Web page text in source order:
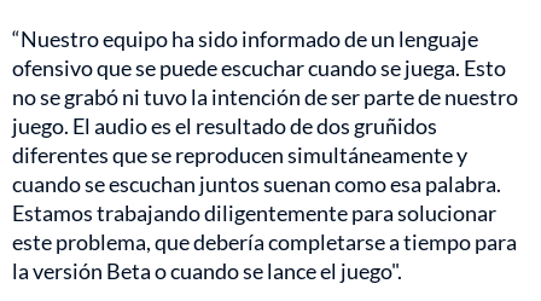
“Nuestro equipo ha sido informado de un lenguaje
ofensivo que se puede escuchar cuando se juega. Esto
no se grabó ni tuvo la intención de ser parte de nuestro
juego. El audio es el resultado de dos gruñidos
diferentes que se reproducen simultáneamente y
cuando se escuchan juntos suenan como esa palabra.
Estamos trabajando diligentemente para solucionar
este problema, que debería completarse a tiempo para
la versión Beta o cuando se lance el juego".